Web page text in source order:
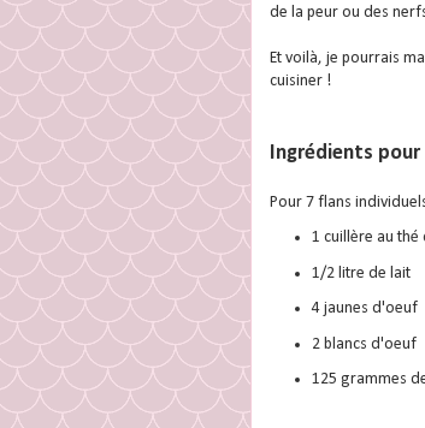
de la peur ou des
Et voilà, je pourrais
cuisiner !
Ingrédients
Pour 7 flans
1 cuillère au thé
1/2 litre de lait
4 jaunes d'oeuf
2 blancs d'oeuf
125 grammes